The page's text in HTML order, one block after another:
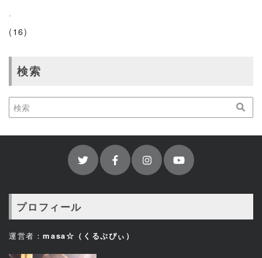
.
(16)
検索
プロフィール
運営者：masa☆（くるぷぴぃ）